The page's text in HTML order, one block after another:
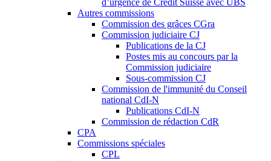
d’urgence de Credit Suisse avec UBS
Autres commissions
Commission des grâces CGra
Commission judiciaire CJ
Publications de la CJ
Postes mis au concours par la
Commission judiciaire
Sous-commission CJ
Commission de l'immunité du Conseil
national CdI-N
Publications CdI-N
Commission de rédaction CdR
CPA
Commissions spéciales
CPL